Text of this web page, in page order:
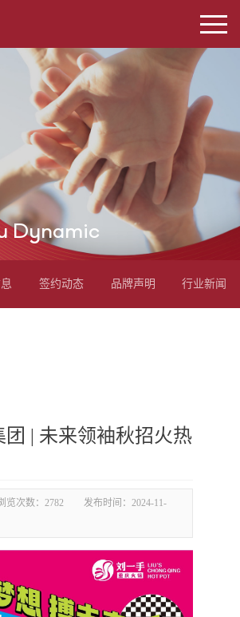
Dynamic
签约动态 品牌声明 行业新闻
团 | 未来领袖秋招火热
览次数： 2782 发布时间： 2024-11-